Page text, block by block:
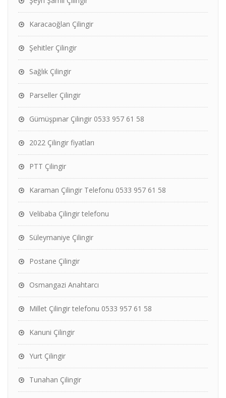
Karacaoğlan Çilingir
Şehitler Çilingir
Sağlık Çilingir
Parseller Çilingir
Gümüşpınar Çilingir 0533 957 61 58
2022 Çilingir fiyatları
PTT Çilingir
Karaman Çilingir Telefonu 0533 957 61 58
Velibaba Çilingir telefonu
Süleymaniye Çilingir
Postane Çilingir
Osmangazi Anahtarcı
Millet Çilingir telefonu 0533 957 61 58
Kanuni Çilingir
Yurt Çilingir
Tunahan Çilingir